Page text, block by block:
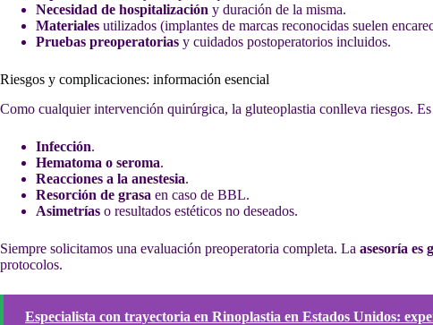
Necesidad de hospitalización y duración de la misma.
Materiales utilizados (implantes de marcas reconocidas suelen
Pruebas preoperatorias y cuidados postoperatorios incluidos.
Riesgos y complicaciones: información esencial
Como cualquier intervención quirúrgica, la gluteoplastia conlleva riesgos.
Infección.
Hematoma o seroma.
Reacciones a la anestesia.
Resorción de grasa en caso de BBL.
Asimetrías o resultados estéticos no deseados.
Siempre solicitamos una evaluación preoperatoria completa. La asesoría es
protocolos.
Especialista con trayectoria en Rinoplastia en Estados Unidos: